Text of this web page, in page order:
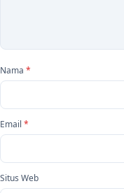
Nama *
Email *
Situs Web